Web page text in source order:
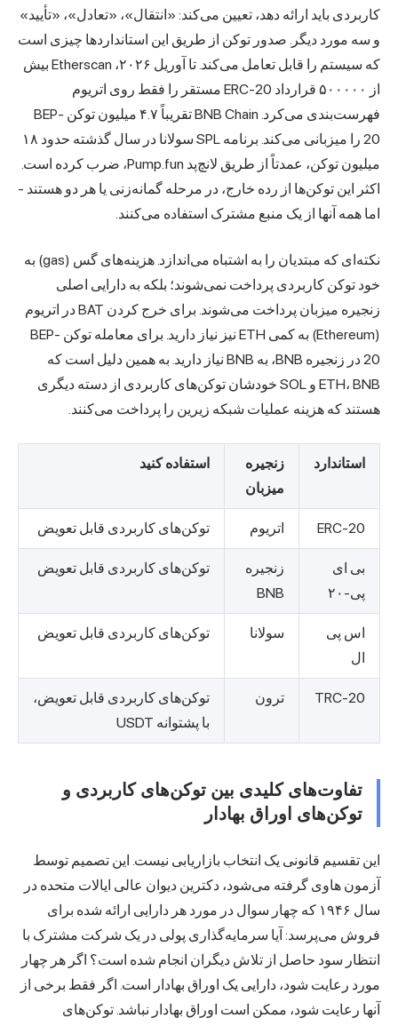
کاربردی باید ارائه دهد، تعیین می‌کند: «انتقال»، «تعادل»، «تأیید»
و سه مورد دیگر. صدور توکن از طریق این استانداردها چیزی است
که سیستم را قابل تعامل می‌کند. تا آوریل ۲۰۲۶، Etherscan بیش
از ۵۰۰۰۰۰ قرارداد ERC-20 مستقر را فقط روی اتریوم
فهرست‌بندی می‌کرد. BNB Chain تقریباً ۴.۷ میلیون توکن BEP-
20 را میزبانی می‌کند. برنامه SPL سولانا در سال گذشته حدود ۱۸
میلیون توکن، عمدتاً از طریق لانچ‌پد Pump.fun، ضرب کرده است.
اکثر این توکن‌ها از رده خارج، در مرحله گمانه‌زنی یا هر دو هستند -
اما همه آنها از یک منبع مشترک استفاده می‌کنند.
نکته‌ای که مبتدیان را به اشتباه می‌اندازد. هزینه‌های گس (gas) به
خود توکن کاربردی پرداخت نمی‌شوند؛ بلکه به دارایی اصلی
زنجیره میزبان پرداخت می‌شوند. برای خرج کردن BAT در اتریوم
(Ethereum) به کمی ETH نیز نیاز دارید. برای معامله توکن BEP-
20 در زنجیره BNB، به BNB نیاز دارید. به همین دلیل است که
ETH، BNB و SOL خودشان توکن‌های کاربردی از دسته دیگری
هستند که هزینه عملیات شبکه زیرین را پرداخت می‌کنند.
استاندارد
زنجیره
میزبان
استفاده کنید
ERC-20 اتریوم توکن‌های کاربردی قابل تعویض
بی ای
پی-۲۰
زنجیره
BNB
توکن‌های کاربردی قابل تعویض
اس پی
ال
سولانا توکن‌های کاربردی قابل تعویض
TRC-20 ترون
توکن‌های کاربردی قابل تعویض،
با پشتوانه USDT
تفاوت‌های کلیدی بین توکن‌های کاربردی و
توکن‌های اوراق بهادار
این تقسیم قانونی یک انتخاب بازاریابی نیست. این تصمیم توسط
آزمون هاوی گرفته می‌شود، دکترین دیوان عالی ایالات متحده در
سال ۱۹۴۶ که چهار سوال در مورد هر دارایی ارائه شده برای
فروش می‌پرسد: آیا سرمایه‌گذاری پولی در یک شرکت مشترک با
انتظار سود حاصل از تلاش دیگران انجام شده است؟ اگر هر چهار
مورد رعایت شود، دارایی یک اوراق بهادار است. اگر فقط برخی از
آنها رعایت شود، ممکن است اوراق بهادار نباشد. توکن‌های